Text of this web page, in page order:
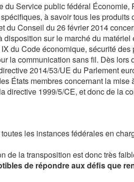
du Service public fédéral Économie,
à savoir tous les produits
du Conseil du 26 février 2014
sur le marché du matériel
du Code économique, sécurité des
la communication sans fil. Dès lors
2014/53/UE du Parlement
États membres concernant la mise
directive 1999/5/CE, et donc de la
les instances fédérales en
de la transposition est donc très
de répondre aux défis que